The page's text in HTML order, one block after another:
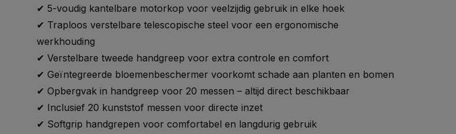
✔ 5-voudig kantelbare motorkop voor veelzijdig gebruik in elke hoek
✔ Traploos verstelbare telescopische steel voor een ergonomische
werkhouding
✔ Verstelbare tweede handgreep voor extra controle en comfort
✔ Geïntegreerde bloemenbeschermer voorkomt schade aan planten en bomen
✔ Opbergvak in handgreep voor 20 messen – altijd direct beschikbaar
✔ Inclusief 20 kunststof messen voor directe inzet
✔ Softgrip handgrepen voor comfortabel en langdurig gebruik